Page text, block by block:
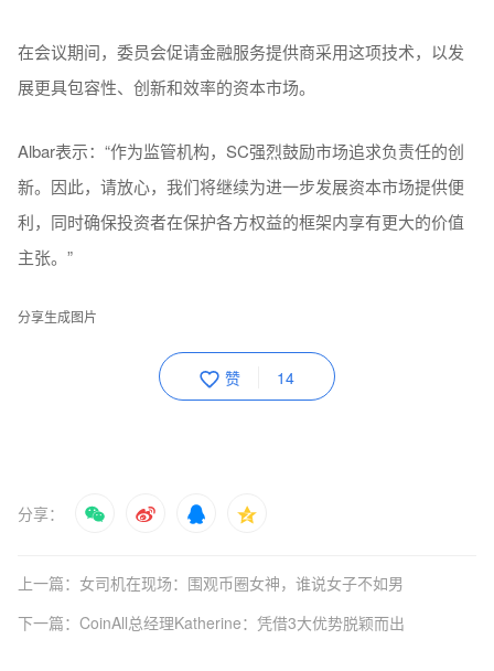
在会议期间，委员会促请金融服务提供商采用这项技术，以发
展更具包容性、创新和效率的资本市场。
Albar表示：“作为监管机构，SC强烈鼓励市场追求负责任的创
新。因此，请放心，我们将继续为进一步发展资本市场提供便
利，同时确保投资者在保护各方权益的框架内享有更大的价值
主张。”
分享生成图片
赞 14
分享：
上一篇：女司机在现场：围观币圈女神，谁说女子不如男
下一篇：CoinAll总经理Katherine：凭借3大优势脱颖而出